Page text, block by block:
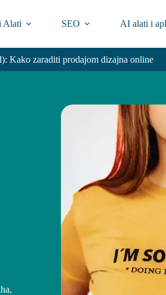
Alati SEO AI alati i
Kako zaraditi prodajom dizajna online